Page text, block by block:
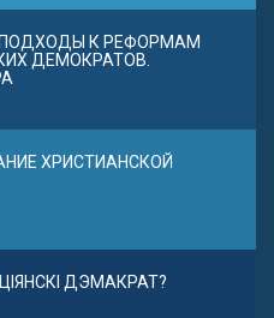
ПОДХОДЫ К РЕФОРМАМ
ДЕМОКРАТОВ.
ХРИСТИАНСКОЙ
ДЭМАКРАТ?